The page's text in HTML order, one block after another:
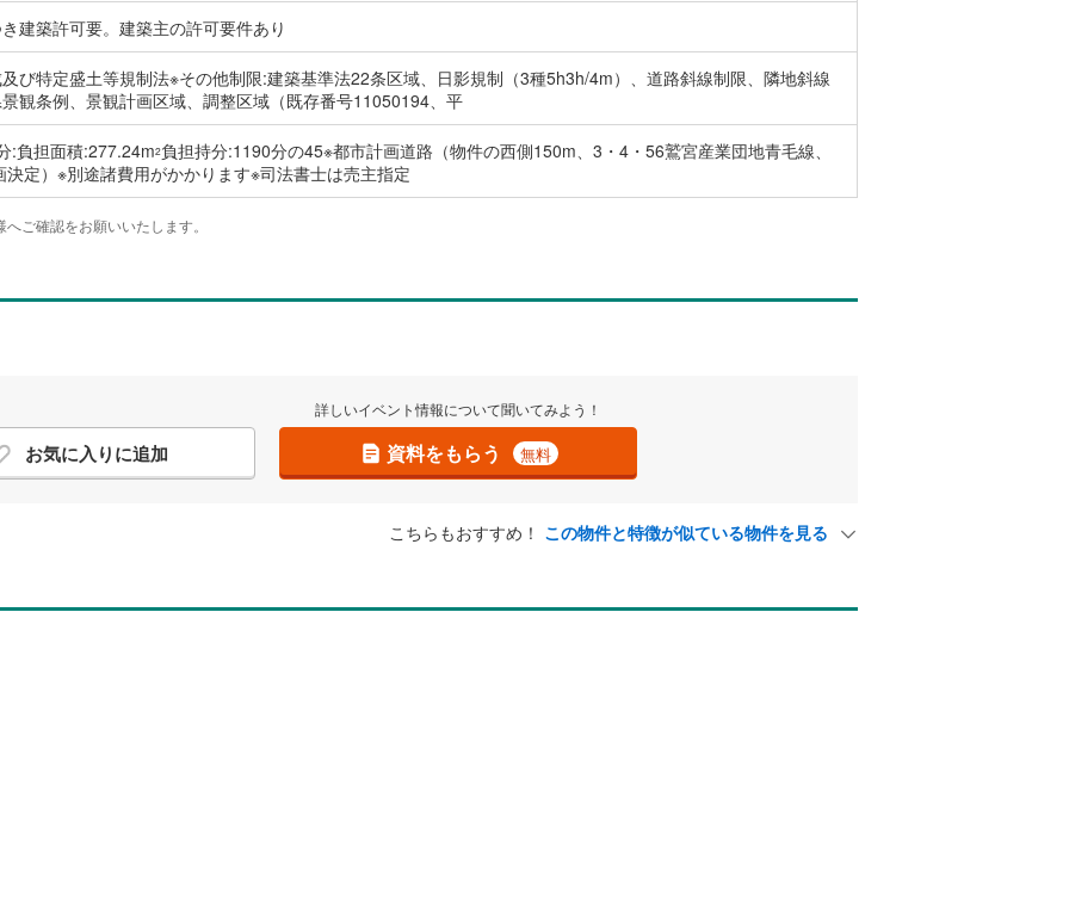
建築許可要。建築主の許可要件あり
び特定盛土等規制法※その他制限:建築基準法22条区域、日影規制（3種5h3h/4m）、道路斜線制限、隣地斜線
観条例、景観計画区域、調整区域（既存番号11050194、平
:負担面積:277.24m2負担持分:1190分の45※都市計画道路（物件の西側150m、3・4・56鷲宮産業団地青毛線、
決定）※別途諸費用がかかります※司法書士は売主指定
ご確認をお願いいたします。
お気に入りに追加
詳しいイベント情報について聞いてみよう！
資料をもらう 無料
こちらもおすすめ！ この物件と特徴が似ている物件を見る